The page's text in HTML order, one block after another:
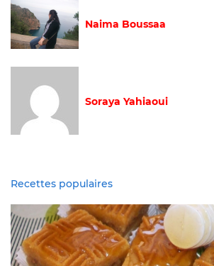
Naima Boussaa
Soraya Yahiaoui
Recettes populaires